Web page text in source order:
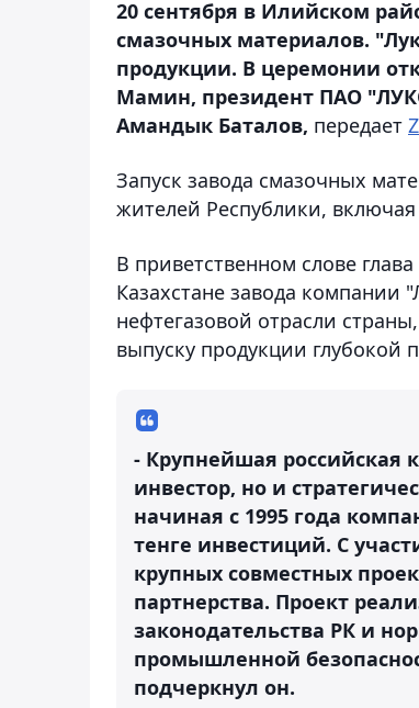
20 сентября в Илийском
смазочных материалов.
продукции. В церемонии
Мамин, президент ПАО
Амандык Баталов, передает
Запуск завода смазочных
жителей Республики,
В приветственном слове
Казахстане завода компании
нефтегазовой отрасли
выпуску продукции глубокой
- Крупнейшая российская
инвестор, но и
начиная с 1995 года
тенге инвестиций. С
крупных совместных
партнерства. Проект
законодательства РК и
промышленной
подчеркнул он.